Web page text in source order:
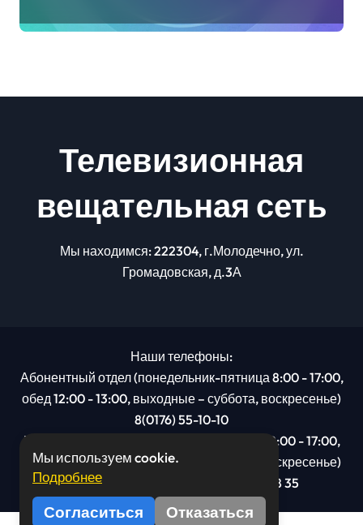
Телевизионная
вещательная сеть
Мы находимся: 222304, г.Молодечно, ул.
Громадовская, д.3А
Наши телефоны:
Абонентный отдел (понедельник-пятница 8:00 - 17:00,
обед 12:00 - 13:00, выходные – суббота, воскресенье)
8(0176) 55-10-10
Рекламный отдел (понедельник-пятница 8:00 - 17:00,
обед 12:00 - 13:00, выходные – суббота, воскресенье)
8(0176): 54 95 80, МТС +375 29 201 78 35
Мы используем cookie.
Подробнее
Согласиться Отказаться